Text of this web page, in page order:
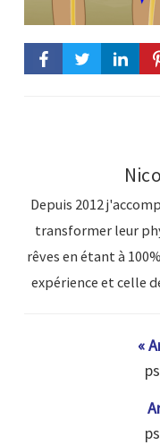
Depuis 2012
transformer leur
rêves en étant à
expérience et celle
«